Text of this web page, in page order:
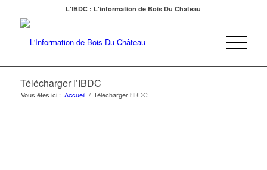
L'IBDC : L'information de Bois Du Château
Télécharger l’IBDC
Vous êtes ici : Accueil / Télécharger l’IBDC